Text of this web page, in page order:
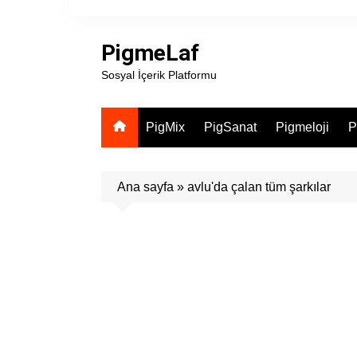
PigmeLaf
Sosyal İçerik Platformu
PigMix PigSanat Pigmeloji
Ana sayfa » avlu'da çalan tüm şarkılar